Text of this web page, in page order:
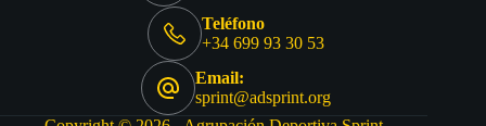
Teléfono
+34 699 93 30 53
Email:
sprint@adsprint.org